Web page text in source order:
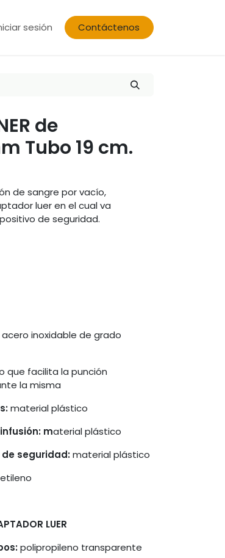
sesión Contáctenos
de
Tubo 19 cm.
de sangre por vacío,
luer en el cual va
de seguridad.
acero inoxidable de grado
que facilita la punción
la misma
material plástico
material plástico
seguridad:material plástico
LUER
polipropileno transparente